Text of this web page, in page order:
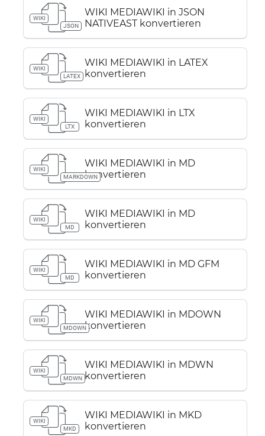
WIKI
JSON
WIKI MEDIAWIKI in JSON
NATIVEAST konvertieren
WIKI
LATEX
WIKI MEDIAWIKI in LATEX
konvertieren
WIKI
LTX
WIKI MEDIAWIKI in LTX
konvertieren
WIKI
MARKDOWN
WIKI MEDIAWIKI in MD
konvertieren
WIKI
MD
WIKI MEDIAWIKI in MD
konvertieren
WIKI
MD
WIKI MEDIAWIKI in MD GFM
konvertieren
WIKI
MDOWN
WIKI MEDIAWIKI in MDOWN
konvertieren
WIKI
MDWN
WIKI MEDIAWIKI in MDWN
konvertieren
WIKI
MKD
WIKI MEDIAWIKI in MKD
konvertieren